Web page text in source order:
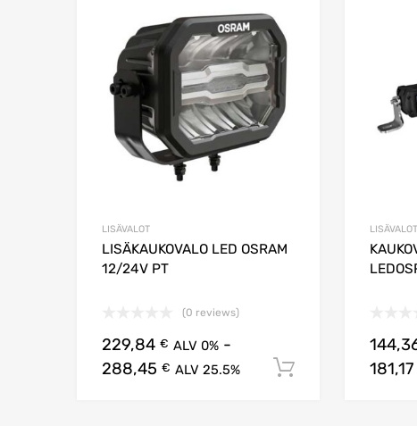
LISÄVALOT
LISÄKAUKOVALO LED OSRAM
12/24V PT
(0 reviews)
229,84 € ALV 0% -
288,45 € ALV 25.5% Lisää
LISÄVALOT
181,17